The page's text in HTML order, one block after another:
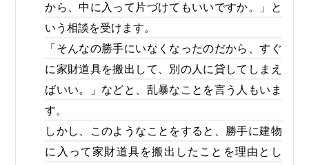
から、中に入って片づけてもいいですか。」と
いう相談を受けます。
「そんなの勝手にいなくなったのだから、すぐ
に家財道具を搬出して、別の人に貸してしまえ
ばいい。」などと、乱暴なことを言う人もいま
す。
しかし、このようなことをすると、勝手に建物
に入って家財道具を搬出したことを理由とし